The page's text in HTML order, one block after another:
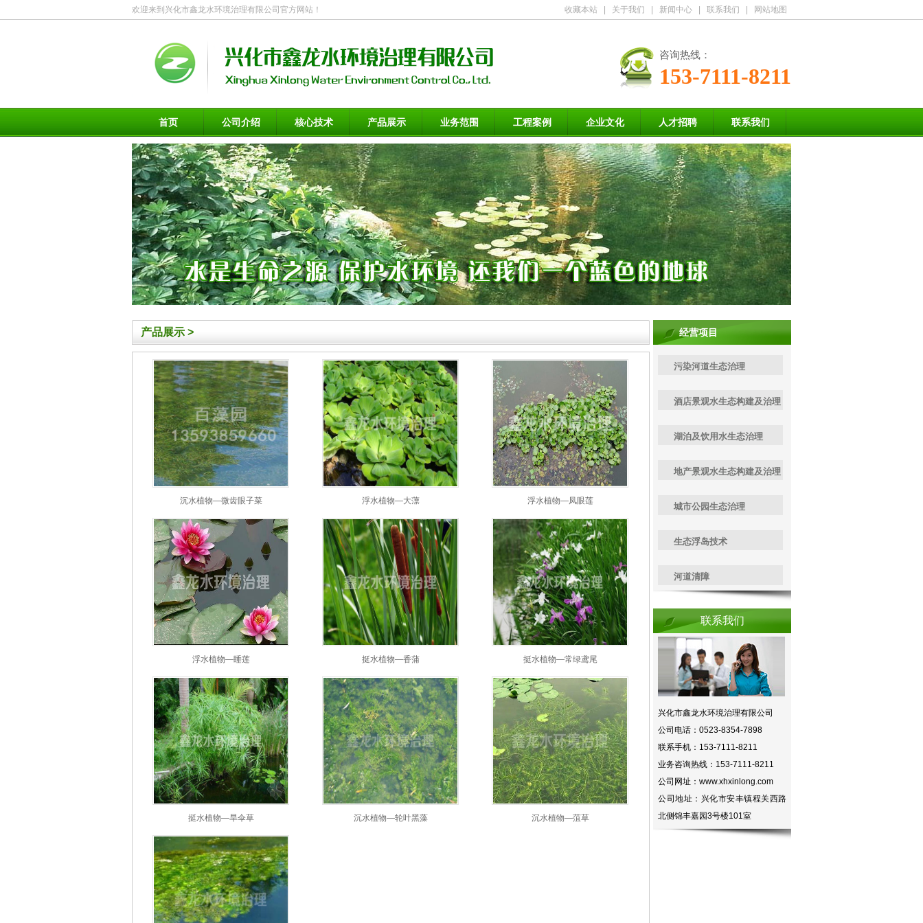
收藏本站 关于我们 新闻中心 联系我们 网站地图
欢迎来到兴化市鑫龙水环境治理有限公司官方网站！
咨询热线：
153-7111-8211
首页 公司介绍 核心技术 产品展示 业务范围 工程案例 企业文化 人才招聘 联系我们
产品展示 >
沉水植物—微齿眼子菜 浮水植物—大薸 浮水植物—凤眼莲
浮水植物—睡莲 挺水植物—香蒲 挺水植物—常绿鸢尾
挺水植物—旱伞草 沉水植物—轮叶黑藻 沉水植物—菹草
经营项目
污染河道生态治理
酒店景观水生态构建及治理
湖泊及饮用水生态治理
地产景观水生态构建及治理
城市公园生态治理
生态浮岛技术
河道清障
联系我们
兴化市鑫龙水环境治理有限公司
公司电话：0523-8354-7898
联系手机：153-7111-8211
业务咨询热线：153-7111-8211
公司网址：www.xhxinlong.com
公司地址：兴化市安丰镇程关西路
北侧锦丰嘉园3号楼101室